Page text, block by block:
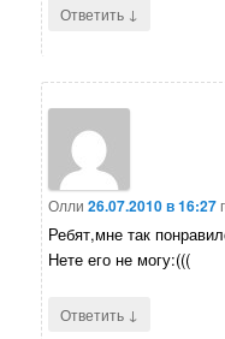
Ответить ↓
Олли 26.07.2010 в 16:27
Ребят,мне так
Нете его не могу:(((
Ответить ↓